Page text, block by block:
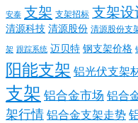
安泰 支架 支架招标 支架设
清源科技 清源股份 清源股份支
架 跟踪系统 迈贝特 钢支架价格
阳能支架 铝光伏支架
支架 铝合金市场 铝合
架行情 铝合金支架走势